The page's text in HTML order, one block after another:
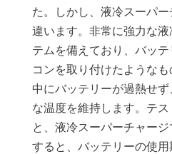
た。しかし、液冷スーパ
違います。非常に強力な液
テムを備えており、バッ
コンを取り付けたような
中にバッテリーが過熱せ
な温度を維持します。テス
と、液冷スーパーチャー
すると、バッテリーの使